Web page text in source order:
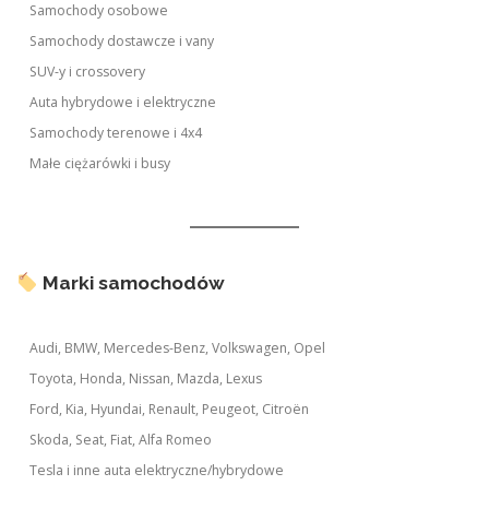
Samochody osobowe
Samochody dostawcze i vany
SUV-y i crossovery
Auta hybrydowe i elektryczne
Samochody terenowe i 4x4
Małe ciężarówki i busy
Marki samochodów
Audi, BMW, Mercedes-Benz, Volkswagen, Opel
Toyota, Honda, Nissan, Mazda, Lexus
Ford, Kia, Hyundai, Renault, Peugeot, Citroën
Skoda, Seat, Fiat, Alfa Romeo
Tesla i inne auta elektryczne/hybrydowe